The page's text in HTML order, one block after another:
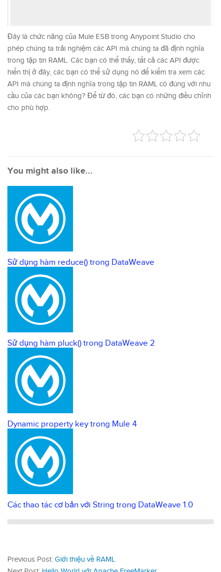
Đây là chức năng của Mule ESB trong Anypoint Studio cho
phép chúng ta trải nghiệm các API mà chúng ta đã định nghĩa
trong tập tin RAML. Các bạn có thể thấy, tất cả các API được
hiển thị ở đây, các bạn có thể sử dụng nó để kiểm tra xem các
API mà chúng ta định nghĩa trong tập tin RAML có đúng với nhu
cầu của các bạn không? Để từ đó, các bạn có những điều chỉnh
cho phù hợp.
You might also like...
Sử dụng hàm reduce() trong DataWeave
Sử dụng hàm pluck() trong DataWeave 2
Dynamic property key trong Mule 4
Các thao tác cơ bản với String trong DataWeave 1.0
Previous Post: Giới thiệu về RAML